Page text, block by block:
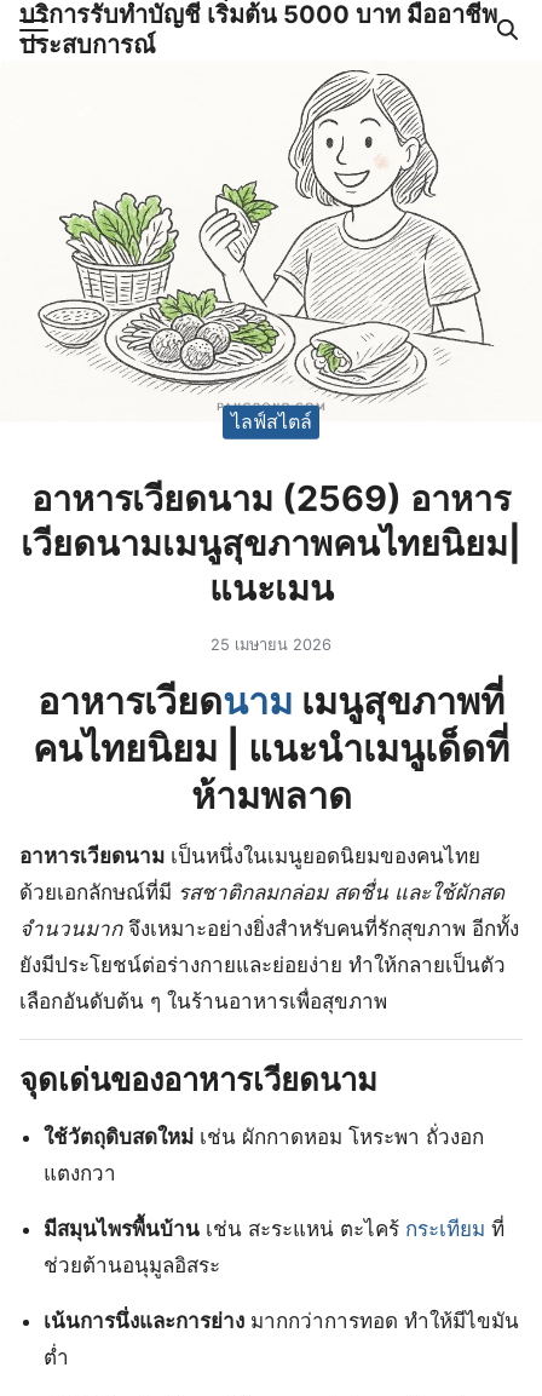
Skipบริการรับทำบัญชี เริ่มต้น 5000 บาท มืออาชีพ
ประสบการณ์
ไลฟ์สไตล์
อาหารเวียดนาม (2569) อาหาร
เวียดนามเมนูสุขภาพคนไทยนิยม|
แนะเมน
25 เมษายน 2026
อาหารเวียดนาม เมนูสุขภาพที่
คนไทยนิยม | แนะนำเมนูเด็ดที่
ห้ามพลาด
อาหารเวียดนาม เป็นหนึ่งในเมนูยอดนิยมของคนไทย
ด้วยเอกลักษณ์ที่มี รสชาติกลมกล่อม สดชื่น และใช้ผักสด
จำนวนมากจึงเหมาะอย่างยิ่งสำหรับคนที่รักสุขภาพ อีกทั้ง
ยังมีประโยชน์ต่อร่างกายและย่อยง่าย ทำให้กลายเป็นตัว
เลือกอันดับต้น ๆ ในร้านอาหารเพื่อสุขภาพ
จุดเด่นของอาหารเวียดนาม
ใช้วัตถุดิบสดใหม่ เช่น ผักกาดหอม โหระพา ถั่วงอก
แตงกวา
มีสมุนไพรพื้นบ้าน เช่น สะระแหน่ ตะไคร้ กระเทียม ที่
ช่วยต้านอนุมูลอิสระ
เน้นการนึ่งและการย่าง มากกว่าการทอด ทำให้มีไขมัน
ต่ำ